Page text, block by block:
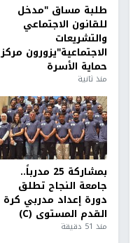
طلبة مساق "مدخل
للقانون الاجتماعي
والتشريعات
الاجتماعية"يزورون مركز
حماية الأسرة
منذ ثانية
بمشاركة 25 مدرباً..
جامعة النجاح تطلق
دورة إعداد مدربي كرة
القدم المستوى (C)
منذ 51 دقيقة